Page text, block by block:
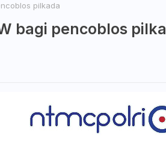
pilkada
bagi pencoblos